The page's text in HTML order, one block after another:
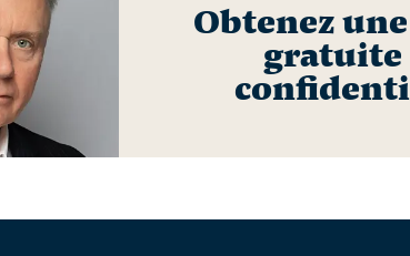
Obtenez
gratuite